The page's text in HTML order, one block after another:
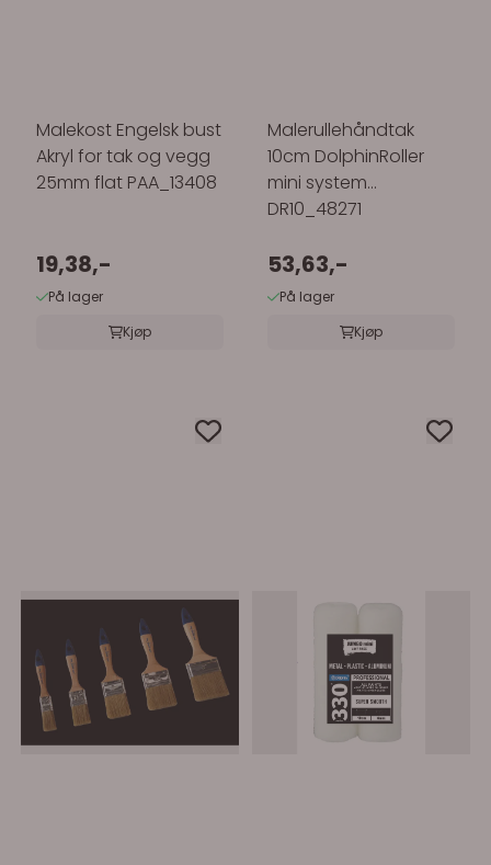
Malekost Engelsk bust
Akryl for tak og vegg
25mm flat PAA_13408
19,38,-
På lager
Kjøp
Malerullehåndtak
10cm DolphinRoller
mini system
DR10_48271
53,63,-
På lager
Kjøp